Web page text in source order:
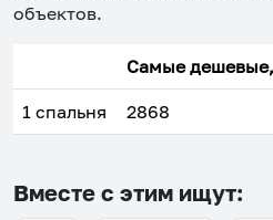
объектов.
Самые
1 спальня 2868
Вместе с этим ищут: